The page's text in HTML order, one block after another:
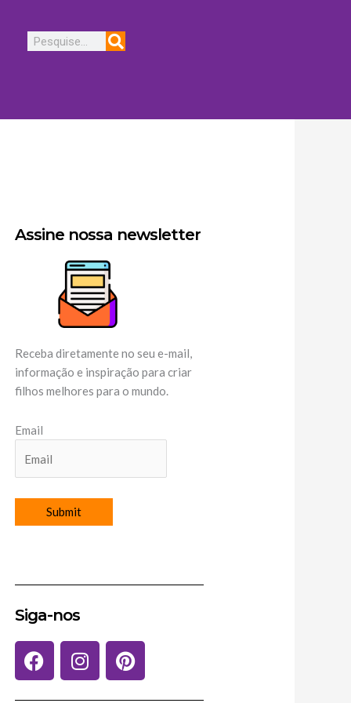
Assine nossa newsletter
Receba diretamente no seu e-mail,
informação e inspiração para criar
filhos melhores para o mundo.
Email
Siga-nos
F
a
I
n
P
i